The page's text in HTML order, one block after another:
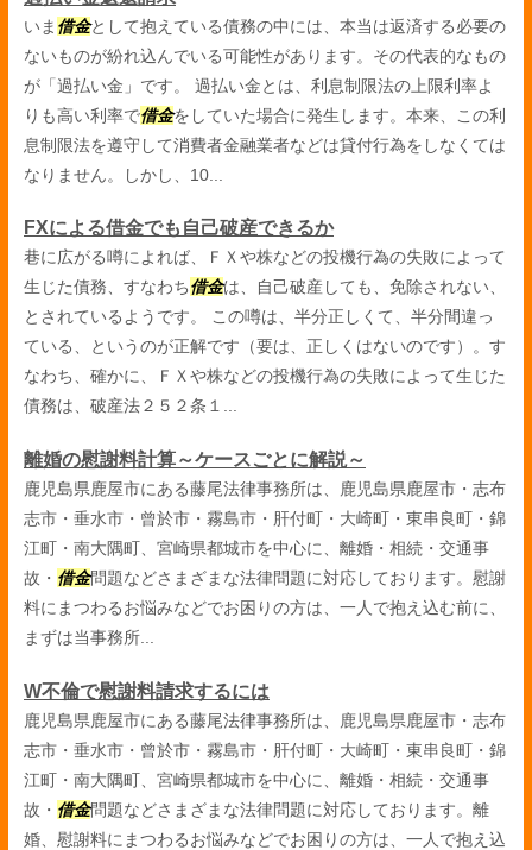
いま 借金として抱えている債務の中には、本当は返済する必要の
ないものが紛れ込んでいる可能性があります。その代表的なもの
が「過払い金」です。 過払い金とは、利息制限法の上限利率よ
りも高い利率で借金をしていた場合に発生します。本来、この利
息制限法を遵守して消費者金融業者などは貸付行為をしなくては
なりません。しかし、10...
FXによる借金でも自己破産できるか
巷に広がる噂によれば、ＦＸや株などの投機行為の失敗によって
生じた債務、すなわち借金は、自己破産しても、免除されない、
とされているようです。 この噂は、半分正しくて、半分間違っ
ている、というのが正解です（要は、正しくはないのです）。す
なわち、確かに、ＦＸや株などの投機行為の失敗によって生じた
債務は、破産法２５２条１...
離婚の慰謝料計算～ケースごとに解説～
鹿児島県鹿屋市にある藤尾法律事務所は、鹿児島県鹿屋市・志布
志市・垂水市・曾於市・霧島市・肝付町・大崎町・東串良町・錦
江町・南大隅町、宮崎県都城市を中心に、離婚・相続・交通事
故・ 借金問題などさまざまな法律問題に対応しております。慰謝
料にまつわるお悩みなどでお困りの方は、一人で抱え込む前に、
まずは当事務所...
W不倫で慰謝料請求するには
鹿児島県鹿屋市にある藤尾法律事務所は、鹿児島県鹿屋市・志布
志市・垂水市・曾於市・霧島市・肝付町・大崎町・東串良町・錦
江町・南大隅町、宮崎県都城市を中心に、離婚・相続・交通事
故・ 借金問題などさまざまな法律問題に対応しております。離
婚、慰謝料にまつわるお悩みなどでお困りの方は、一人で抱え込